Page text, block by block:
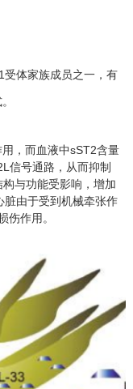
受体家族成员之一，有
，而血液中sST2含量
信号通路，从而抑制
与功能受影响，增加
脏由于受到机械牵张作
伤作用。